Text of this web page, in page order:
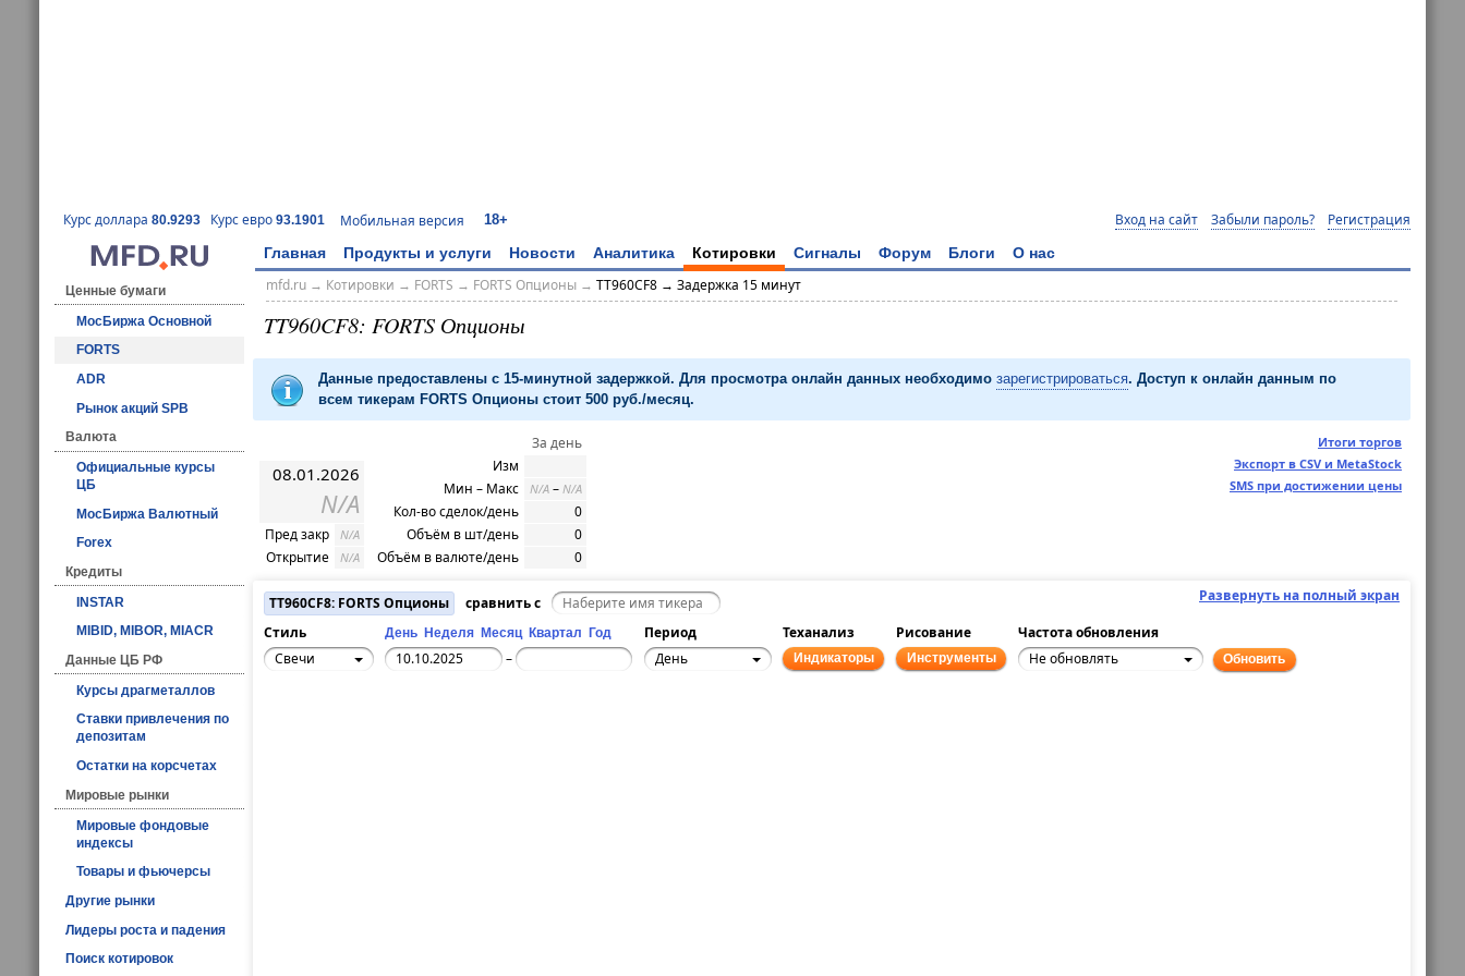
Курс доллара 80.9293 Курс евро 93.1901 Мобильная версия 18+ Вход на сайт Забыли пароль? Регистрация
Главная Продукты и услуги Новости Аналитика Котировки Сигналы Форум Блоги О нас
Ценные бумаги
МосБиржа Основной
FORTS
ADR
Рынок акций SPB
Валюта
Официальные курсы
ЦБ
МосБиржа Валютный
Forex
Кредиты
INSTAR
MIBID, MIBOR, MIACR
Данные ЦБ РФ
Курсы драгметаллов
Ставки привлечения по
депозитам
Остатки на корсчетах
Мировые рынки
Мировые фондовые
индексы
Товары и фьючерсы
Другие рынки
Лидеры роста и падения
Поиск котировок
mfd.ru→ Котировки → FORTS → FORTS Опционы→ TT960CF8 → Задержка 15 минут
TT960CF8: FORTS Опционы
Данные предоставлены с 15-минутной задержкой. Для просмотра онлайн данных необходимо зарегистрироваться. Доступ к онлайн данным по
всем тикерам FORTS Опционы стоит 500 руб./месяц.
Итоги торгов
Экспорт в CSV и MetaStock
SMS при достижении цены
08.01.2026
N/A
Пред закр N/A
Открытие N/A
За день
Изм
Мин – Макс
N/A – N/A
Кол-во сделок/день
0
Объём в шт/день
0
Объём в валюте/день
0
Развернуть на полный экран
TT960CF8: FORTS Опционы
сравнить с
Стиль
День Неделя Месяц Квартал Год Период Теханализ Рисование
Частота обновления
Свечи
– День Индикаторы Инструменты Не обновлять Обновить